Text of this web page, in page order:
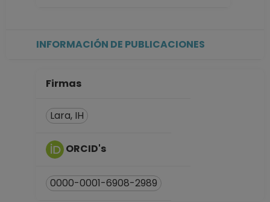
INFORMACIÓN DE PUBLICACIONES
Firmas
Lara, IH
ORCID's
0000-0001-6908-2989